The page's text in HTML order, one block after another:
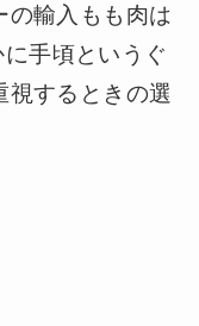
の輸入もも肉は
手頃というぐ
視するときの選